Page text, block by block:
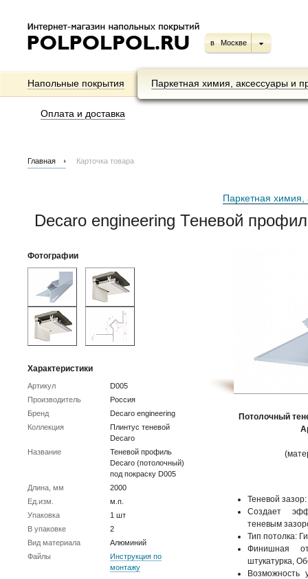
в Москве
Напольные покрытия Паркетная химия, аксессуары и
Оплата и доставка
Главная Карточка товара
Паркетная химия,
Decaro engineering Теневой
Фотографии
Характеристики
Артикул
D005
Производитель
Россия
Бренд
Decaro engineering
Коллекция
Плинтус теневой
Decaro
Название
Теневой профиль
Decaro (потолочный)
под покраску D005
Длина, мм
2000
Ед.изм.
м.п.
Упаковка
1 шт
В упаковке
2
Вид материала
Алюминий
Файлы
Инструкция по
монтажу
Потолочный
Теневой
Создает
теневым
Тип потолка:
Финишная
штукатурка,
Возможность